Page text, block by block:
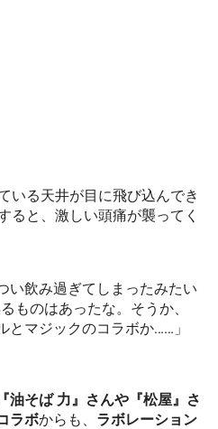
いる天井が目に飛び込んでき
ると、激しい頭痛が襲ってく
い飲み過ぎてしまったみたい
ものはあったな。そうか、
とマジックのコラボか……」
油そば 力』さんや『松屋』さ
ラボからも、 ラボレーション